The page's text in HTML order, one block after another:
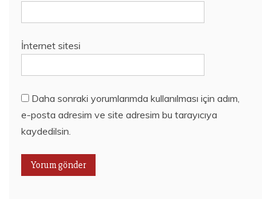
İnternet sitesi
Daha sonraki yorumlarımda kullanılması için adım,
e-posta adresim ve site adresim bu tarayıcıya
kaydedilsin.